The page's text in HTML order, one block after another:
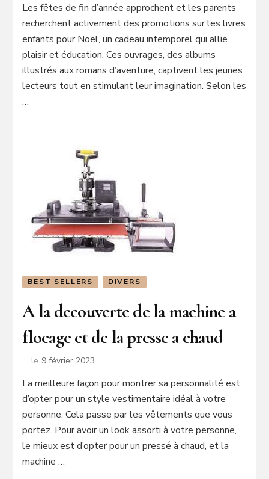
Les fêtes de fin d’année approchent et les parents
recherchent activement des promotions sur les livres
enfants pour Noël, un cadeau intemporel qui allie
plaisir et éducation. Ces ouvrages, des albums
illustrés aux romans d’aventure, captivent les jeunes
lecteurs tout en stimulant leur imagination. Selon les
…
BEST SELLERS DIVERS
A la decouverte de la machine a
flocage et de la presse a chaud
le 9 février 2023
La meilleure façon pour montrer sa personnalité est
d’opter pour un style vestimentaire idéal à votre
personne. Cela passe par les vêtements que vous
portez. Pour avoir un look assorti à votre personne,
le mieux est d’opter pour un pressé à chaud, et la
machine …